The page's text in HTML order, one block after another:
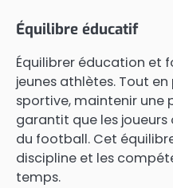
Équilibre éducatif
Équilibrer éducation et
jeunes athlètes. Tout
sportive, maintenir
garantit que les
du football. Cet
discipline et les
temps.